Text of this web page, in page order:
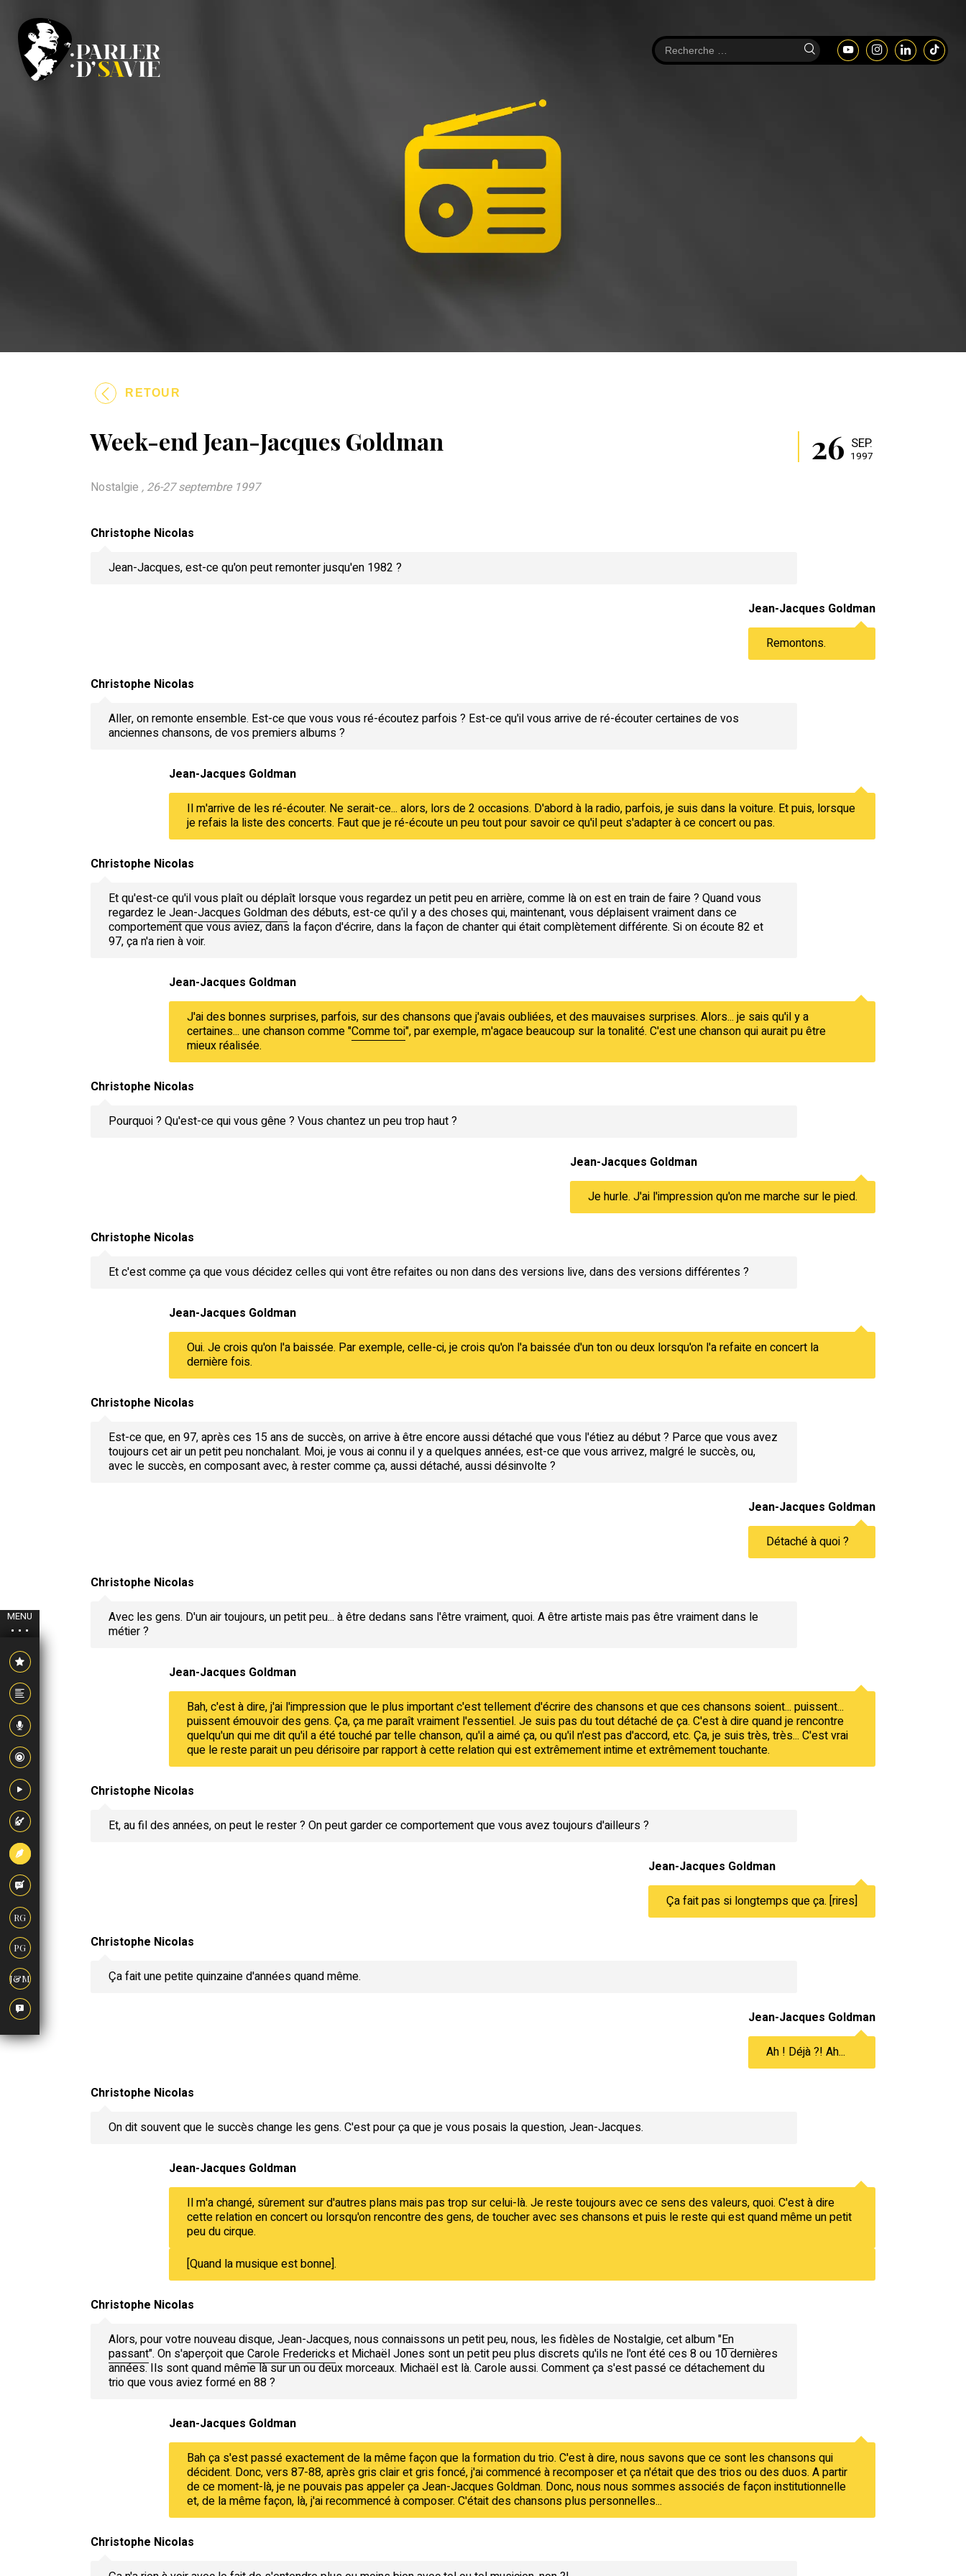
MENU
RG
PG
J&M
RETOUR
Week-end Jean-Jacques Goldman 26 SEP.
1997
Nostalgie , 26-27 septembre 1997
Christophe Nicolas
Jean-Jacques, est-ce qu'on peut remonter jusqu'en 1982 ?
Jean-Jacques Goldman
Remontons.
Christophe Nicolas
Aller, on remonte ensemble. Est-ce que vous vous ré-écoutez parfois ? Est-ce qu'il vous arrive de ré-écouter certaines de vos
anciennes chansons, de vos premiers albums ?
Jean-Jacques Goldman
Il m'arrive de les ré-écouter. Ne serait-ce... alors, lors de 2 occasions. D'abord à la radio, parfois, je suis dans la voiture. Et puis, lorsque
je refais la liste des concerts. Faut que je ré-écoute un peu tout pour savoir ce qu'il peut s'adapter à ce concert ou pas.
Christophe Nicolas
Et qu'est-ce qu'il vous plaît ou déplaît lorsque vous regardez un petit peu en arrière, comme là on est en train de faire ? Quand vous
regardez leJean-Jacques Goldmandes débuts, est-ce qu'il y a des choses qui, maintenant, vous déplaisent vraiment dans ce
comportement que vous aviez, dans la façon d'écrire, dans la façon de chanter qui était complètement différente. Si on écoute 82 et
97, ça n'a rien à voir.
Jean-Jacques Goldman
J'ai des bonnes surprises, parfois, sur des chansons que j'avais oubliées, et des mauvaises surprises. Alors... je sais qu'il y a
certaines... une chanson comme "Comme toi", par exemple, m'agace beaucoup sur la tonalité. C'est une chanson qui aurait pu être
mieux réalisée.
Christophe Nicolas
Pourquoi ? Qu'est-ce qui vous gêne ? Vous chantez un peu trop haut ?
Jean-Jacques Goldman
Je hurle. J'ai l'impression qu'on me marche sur le pied.
Christophe Nicolas
Et c'est comme ça que vous décidez celles qui vont être refaites ou non dans des versions live, dans des versions différentes ?
Jean-Jacques Goldman
Oui. Je crois qu'on l'a baissée. Par exemple, celle-ci, je crois qu'on l'a baissée d'un ton ou deux lorsqu'on l'a refaite en concert la
dernière fois.
Christophe Nicolas
Est-ce que, en 97, après ces 15 ans de succès, on arrive à être encore aussi détaché que vous l'étiez au début ? Parce que vous avez
toujours cet air un petit peu nonchalant. Moi, je vous ai connu il y a quelques années, est-ce que vous arrivez, malgré le succès, ou,
avec le succès, en composant avec, à rester comme ça, aussi détaché, aussi désinvolte ?
Jean-Jacques Goldman
Détaché à quoi ?
Christophe Nicolas
Avec les gens. D'un air toujours, un petit peu... à être dedans sans l'être vraiment, quoi. A être artiste mais pas être vraiment dans le
métier ?
Jean-Jacques Goldman
Bah, c'est à dire, j'ai l'impression que le plus important c'est tellement d'écrire des chansons et que ces chansons soient... puissent...
puissent émouvoir des gens. Ça, ça me paraît vraiment l'essentiel. Je suis pas du tout détaché de ça. C'est à dire quand je rencontre
quelqu'un qui me dit qu'il a été touché par telle chanson, qu'il a aimé ça, ou qu'il n'est pas d'accord, etc. Ça, je suis très, très... C'est vrai
que le reste parait un peu dérisoire par rapport à cette relation qui est extrêmement intime et extrêmement touchante.
Christophe Nicolas
Et, au fil des années, on peut le rester ? On peut garder ce comportement que vous avez toujours d'ailleurs ?
Jean-Jacques Goldman
Ça fait pas si longtemps que ça. [rires]
Christophe Nicolas
Ça fait une petite quinzaine d'années quand même.
Jean-Jacques Goldman
Ah ! Déjà ?! Ah...
Christophe Nicolas
On dit souvent que le succès change les gens. C'est pour ça que je vous posais la question, Jean-Jacques.
Jean-Jacques Goldman
Il m'a changé, sûrement sur d'autres plans mais pas trop sur celui-là. Je reste toujours avec ce sens des valeurs, quoi. C'est à dire
cette relation en concert ou lorsqu'on rencontre des gens, de toucher avec ses chansons et puis le reste qui est quand même un petit
peu du cirque.
[Quand la musique est bonne].
Christophe Nicolas
Alors, pour votre nouveau disque, Jean-Jacques, nous connaissons un petit peu, nous, les fidèles de Nostalgie, cet album "En
passant". On s'aperçoit queCarole Frederickset Michaël Jones sont un petit peu plus discrets qu'ils ne l'ont été ces 8 ou 10 dernières
années. Ils sont quand même là sur un ou deux morceaux. Michaël est là. Carole aussi. Comment ça s'est passé ce détachement du
trio que vous aviez formé en 88 ?
Jean-Jacques Goldman
Bah ça s'est passé exactement de la même façon que la formation du trio. C'est à dire, nous savons que ce sont les chansons qui
décident. Donc, vers 87-88, après gris clair et gris foncé, j'ai commencé à recomposer et ça n'était que des trios ou des duos. A partir
de ce moment-là, je ne pouvais pas appeler ça Jean-Jacques Goldman. Donc, nous nous sommes associés de façon institutionnelle
et, de la même façon, là, j'ai recommencé à composer. C'était des chansons plus personnelles...
Christophe Nicolas